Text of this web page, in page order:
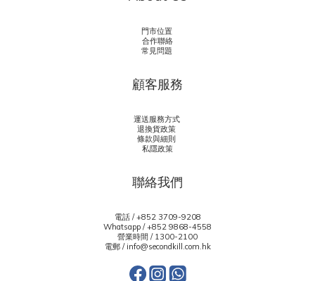
門市位置
合作聯絡
常見問題
顧客服務
運送服務方式
退換貨政策
條款與細則
私隱政策
聯絡我們
電話 / +852 3709-9208
Whatsapp /+852 9868-4558
營業時間 / 1300-2100
電郵 / info@secondkill.com.hk